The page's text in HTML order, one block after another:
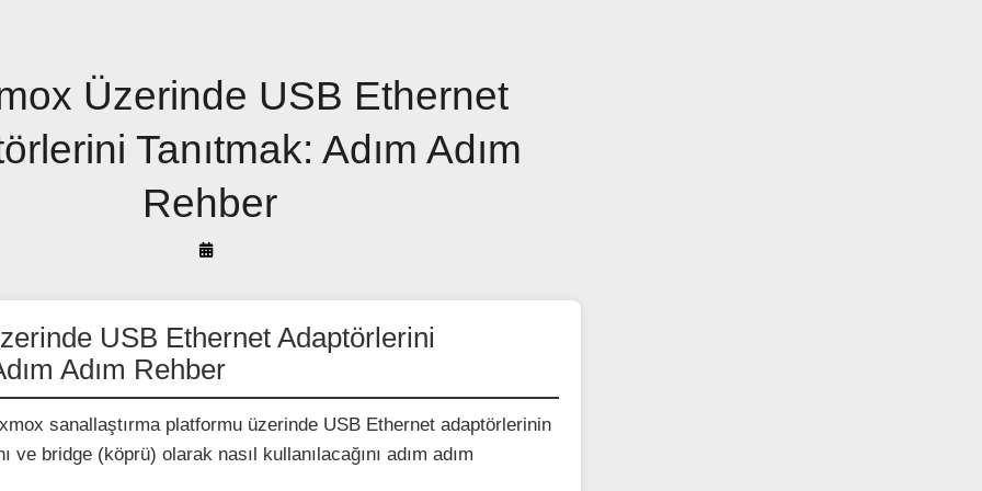
Üzerinde USB Ethernet
Tanıtmak: Adım Adım
Rehber
By
Akyüz
USB Ethernet Adaptörlerini
Adım Rehber
sanallaştırma platformu üzerinde USB Ethernet adaptörlerinin
ve bridge (köprü) olarak nasıl kullanılacağını adım adım